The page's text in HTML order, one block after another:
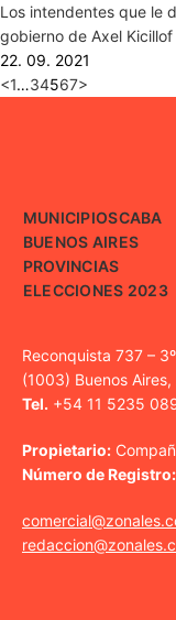
Los intendentes que le
gobierno de Axel Kicillof
22. 09. 2021
<1…34567>
MUNICIPIOSCABA
BUENOS AIRES
PROVINCIAS
ELECCIONES 2023
Reconquista 737 –
(1003) Buenos
Tel. +54 11 5235
Propietario:
Número de Registro: